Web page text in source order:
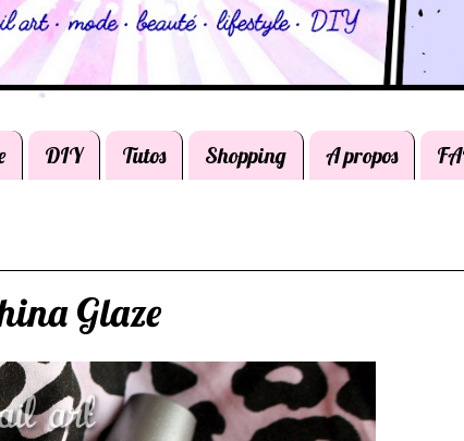
DIY Tutos Shopping A propos
Glaze